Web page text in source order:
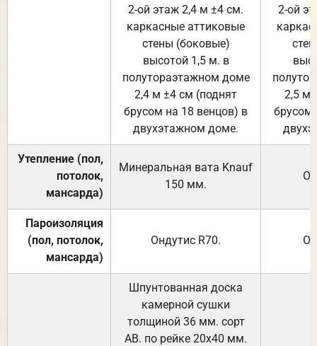
2-ой этаж 2,4 м ±4 см.
каркасные аттиковые
стены (боковые)
высотой 1,5 м. в
полутораэтажном доме
2,4 м ±4 см (поднят
брусом на 18 венцов) в
двухэтажном доме.
2-ой
2,5 м
брусом
Утепление (пол,
потолок,
мансарда)
Минеральная вата Knauf
150 мм.
Пароизоляция
(пол, потолок,
мансарда)
Ондутис R70.
Шпунтованная доска
камерной сушки
толщиной 36 мм. сорт
АВ. по рейке 20х40 мм.